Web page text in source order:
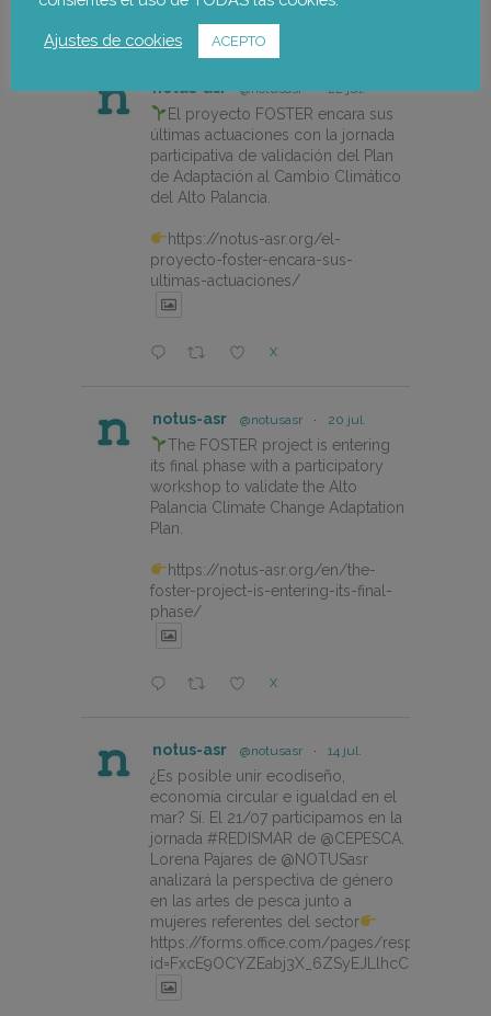
X
notus-asr @notusasr · 22 jul.
El proyecto FOSTER encara sus
últimas actuaciones con la jornada
participativa de validación del Plan
de Adaptación al Cambio Climático
del Alto Palancia.
https://notus-asr.org/el-
proyecto-foster-encara-sus-
ultimas-actuaciones/
X
notus-asr @notusasr · 20 jul.
The FOSTER project is entering
its final phase with a participatory
workshop to validate the Alto
Palancia Climate Change Adaptation
Plan.
https://notus-asr.org/en/the-
foster-project-is-entering-its-final-
phase/
X
notus-asr @notusasr · 14 jul.
¿Es posible unir ecodiseño,
economía circular e igualdad en el
mar? Sí. El 21/07 participamos en la
jornada #REDISMAR de @CEPESCA.
Lorena Pajares de @NOTUSasr
analizará la perspectiva de género
en las artes de pesca junto a
mujeres referentes del sector
https://forms.office.com/pages/
Ajustes de cookies ACEPTO